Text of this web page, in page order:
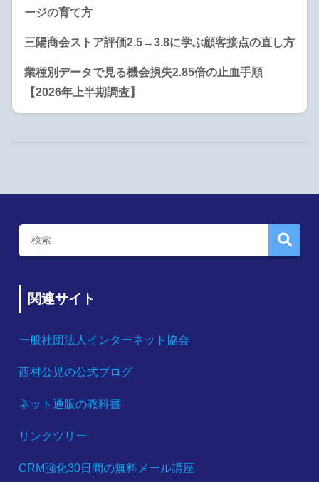
ージの育て方
三陽商会ストア評価2.5→3.8に学ぶ顧客接点の直し方
業種別データで見る機会損失2.85倍の止血手順
【2026年上半期調査】
関連サイト
一般社団法人インターネット協会
西村公児の公式ブログ
ネット通販の教科書
リンクツリー
CRM強化30日間の無料メール講座